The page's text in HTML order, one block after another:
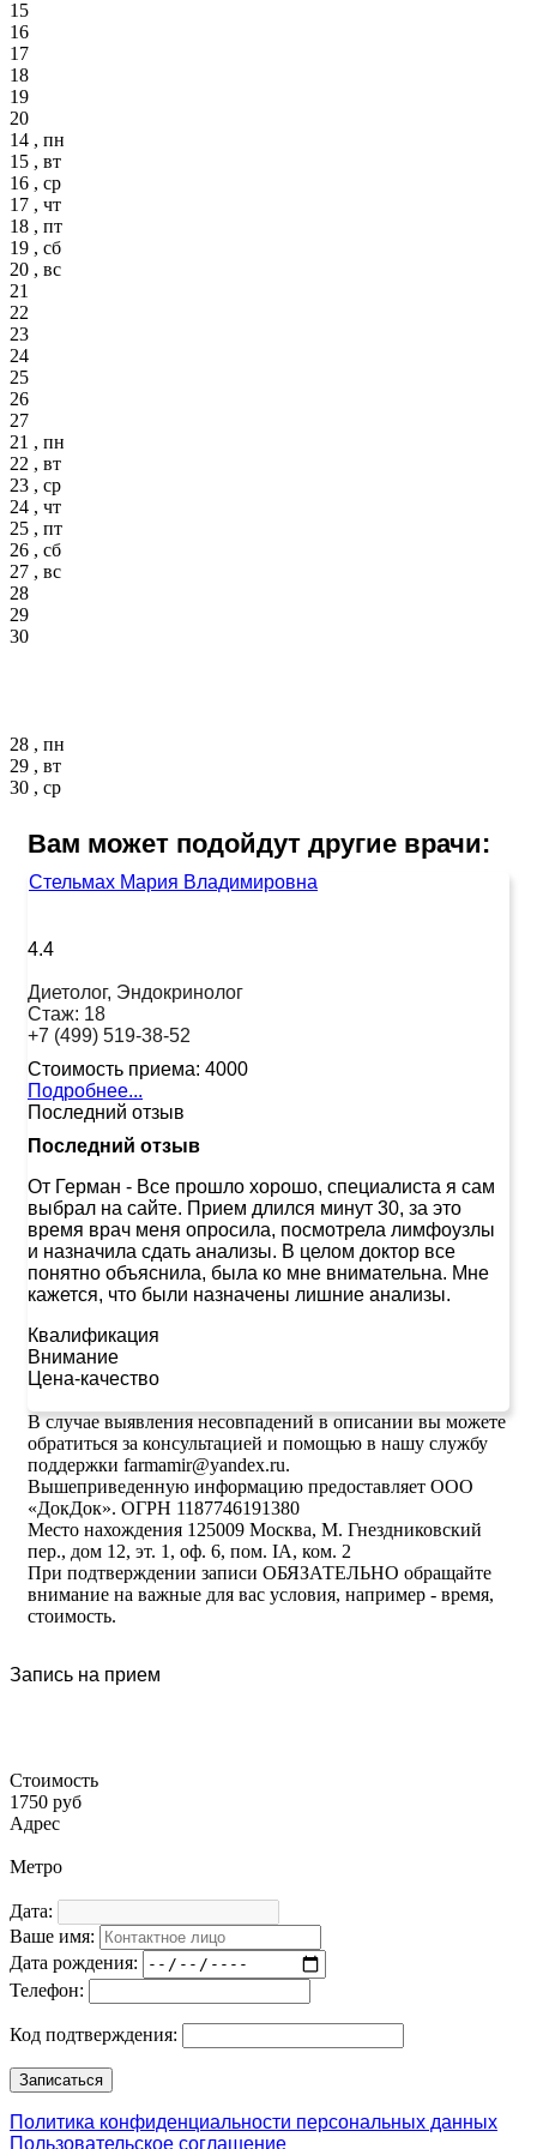
15
16
17
18
19
20
14 , пн
15 , вт
16 , ср
17 , чт
18 , пт
19 , сб
20 , вс
21
22
23
24
25
26
27
21 , пн
22 , вт
23 , ср
24 , чт
25 , пт
26 , сб
27 , вс
28
29
30
28 , пн
29 , вт
30 , ср
Вам может подойдут другие врачи:
Стельмах Мария Владимировна
4.4
Диетолог, Эндокринолог
Стаж: 18
+7 (499) 519-38-52
Стоимость приема: 4000
Подробнее...
Последний отзыв
Последний отзыв
От Герман - Все прошло хорошо, специалиста я сам
выбрал на сайте. Прием длился минут 30, за это
время врач меня опросила, посмотрела лимфоузлы
и назначила сдать анализы. В целом доктор все
понятно объяснила, была ко мне внимательна. Мне
кажется, что были назначены лишние анализы.
Квалификация
Внимание
Цена-качество
В случае выявления несовпадений в описании вы можете
обратиться за консультацией и помощью в нашу службу
поддержки farmamir@yandex.ru.
Вышеприведенную информацию предоставляет ООО
«ДокДок». ОГРН 1187746191380
Место нахождения 125009 Москва, М. Гнездниковский
пер., дом 12, эт. 1, оф. 6, пом. IA, ком. 2
При подтверждении записи ОБЯЗАТЕЛЬНО обращайте
внимание на важные для вас условия, например - время,
стоимость.
Запись на прием
Стоимость
1750 руб
Адрес
Метро
Дата:
Ваше имя:
Дата рождения:
Телефон:
Код подтверждения:
Политика конфиденциальности персональных данных
Пользовательское соглашение